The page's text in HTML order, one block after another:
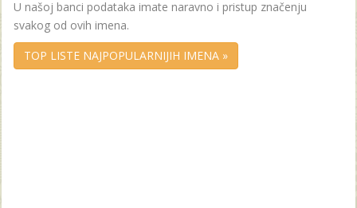
U našoj banci podataka imate naravno i pristup značenju
svakog od ovih imena.
TOP LISTE NAJPOPULARNIJIH IMENA »